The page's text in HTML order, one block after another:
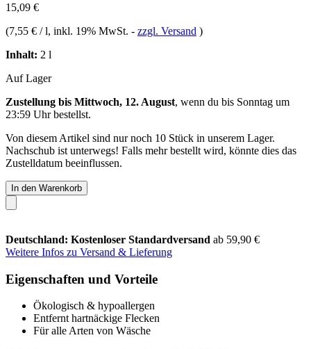
15,09 €
(7,55 € / l, inkl. 19% MwSt. - zzgl. Versand )
Inhalt: 2 l
Auf Lager
Zustellung bis Mittwoch, 12. August, wenn du bis Sonntag um
23:59 Uhrbestellst.
Von diesem Artikel sind nur noch 10 Stück in unserem Lager.
Nachschub ist unterwegs! Falls mehr bestellt wird, könnte dies das
Zustelldatum beeinflussen.
In den Warenkorb
Deutschland: Kostenloser Standardversand ab 59,90 €
Weitere Infos zu Versand & Lieferung
Eigenschaften und Vorteile
Ökologisch & hypoallergen
Entfernt hartnäckige Flecken
Für alle Arten von Wäsche